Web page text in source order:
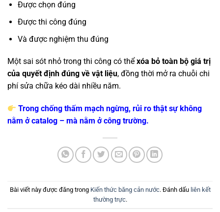
Được chọn đúng
Được thi công đúng
Và được nghiệm thu đúng
Một sai sót nhỏ trong thi công có thể xóa bỏ toàn bộ giá trị
của quyết định đúng về vật liệu, đồng thời mở ra chuỗi chi
phí sửa chữa kéo dài nhiều năm.
Trong chống thấm mạch ngừng, rủi ro thật sự không
nằm ở catalog – mà nằm ở công trường.
Bài viết này được đăng trong Kiến thức băng cản nước. Đánh dấu liên kết
thường trực.